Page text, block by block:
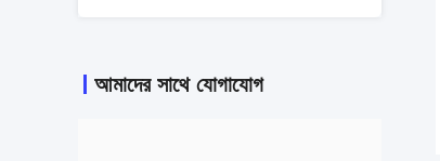
আমাদের সাথে যোগাযোগ